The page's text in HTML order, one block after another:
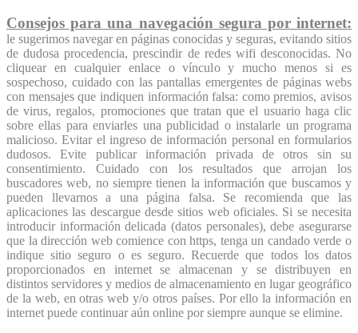
Consejos para una navegación segura por internet:
le sugerimos navegar en páginas conocidas y seguras, evitando sitios
de dudosa procedencia, prescindir de redes wifi desconocidas. No
cliquear en cualquier enlace o vínculo y mucho menos si es
sospechoso, cuidado con las pantallas emergentes de páginas webs
con mensajes que indiquen información falsa: como premios, avisos
de virus, regalos, promociones que tratan que el usuario haga clic
sobre ellas para enviarles una publicidad o instalarle un programa
malicioso. Evitar el ingreso de información personal en formularios
dudosos.Evite publicar información privada de otros sin su
consentimiento. Cuidado con los resultados que arrojan los
buscadores web, no siempre tienen la información que buscamos y
pueden llevarnos a una página falsa. Se recomienda que las
aplicaciones las descargue desde sitios web oficiales. Si se necesita
introducir información delicada (datos personales), debe asegurarse
que la dirección web comience con https, tenga un candado verde o
indique sitio seguro o es seguro. Recuerde que todos los datos
proporcionados en internet se almacenan y se distribuyen en
distintos servidores y medios de almacenamiento en lugar geográfico
de la web, en otras web y/o otros países. Por ello la información en
internet puede continuar aún online por siempre aunque se elimine.